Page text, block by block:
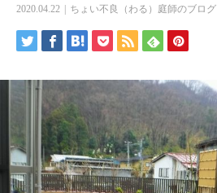
2020.04.22 ちょい不良（わる）庭師のブログ